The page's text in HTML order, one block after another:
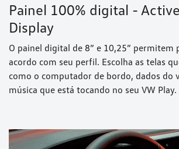
Painel 100% digital -
Display
O painel digital de 8” e 10,25” permitem
acordo com seu perfil. Escolha as telas
como o computador de bordo, dados do
música que está tocando no seu VW Play.